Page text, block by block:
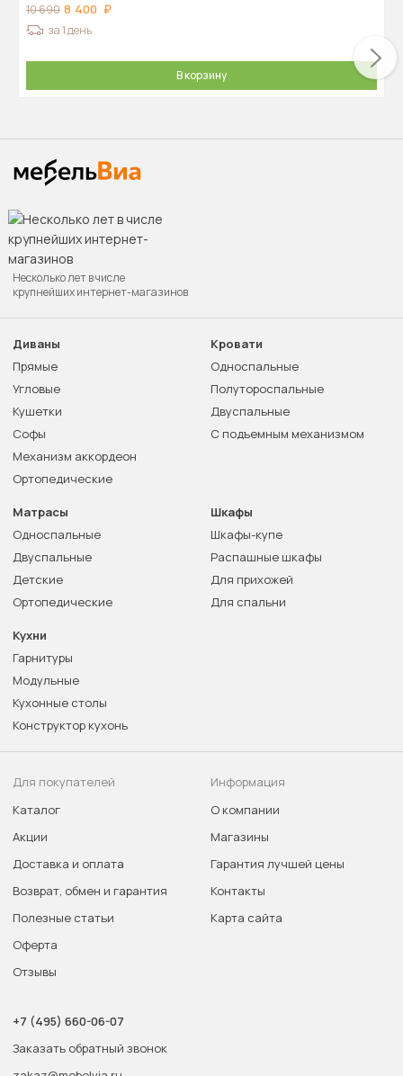
10 690 8 400
за 1 день
В корзину
Несколько лет в числе
крупнейших интернет-магазинов
Диваны
Прямые
Угловые
Кушетки
Софы
Механизм аккордеон
Ортопедические
Кровати
Односпальные
Полутороспальные
Двуспальные
С подъемным механизмом
Матрасы
Односпальные
Двуспальные
Детские
Ортопедические
Шкафы
Шкафы-купе
Распашные шкафы
Для прихожей
Для спальни
Кухни
Гарнитуры
Модульные
Кухонные столы
Конструктор кухонь
Для покупателей
Каталог
Акции
Доставка и оплата
Возврат, обмен и гарантия
Полезные статьи
Оферта
Отзывы
Информация
О компании
Магазины
Гарантия лучшей цены
Контакты
Карта сайта
+7 (495) 660-06-07
Заказать обратный звонок